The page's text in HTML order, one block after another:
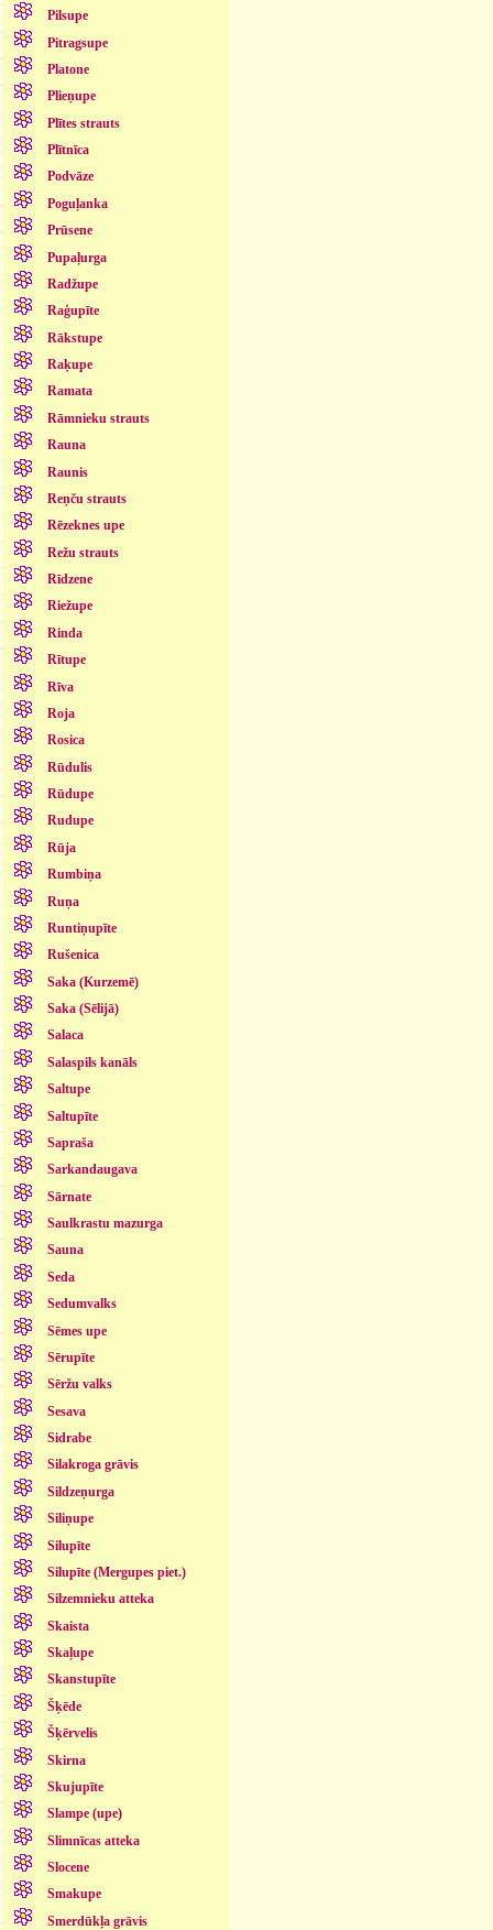
Pilsupe
Pitragsupe
Platone
Plieņupe
Plītes strauts
Plītnīca
Podvāze
Poguļanka
Prūsene
Pupaļurga
Radžupe
Raģupīte
Rākstupe
Raķupe
Ramata
Rāmnieku strauts
Rauna
Raunis
Reņču strauts
Rēzeknes upe
Režu strauts
Rīdzene
Riežupe
Rinda
Rītupe
Rīva
Roja
Rosica
Rūdulis
Rūdupe
Rudupe
Rūja
Rumbiņa
Ruņa
Runtiņupīte
Rušenica
Saka (Kurzemē)
Saka (Sēlijā)
Salaca
Salaspils kanāls
Saltupe
Saltupīte
Sapraša
Sarkandaugava
Sārnate
Saulkrastu mazurga
Sauna
Seda
Sedumvalks
Sēmes upe
Sērupīte
Sēržu valks
Sesava
Sidrabe
Silakroga grāvis
Sildzeņurga
Siliņupe
Silupīte
Silupīte (Mergupes piet.)
Silzemnieku atteka
Skaista
Skaļupe
Skanstupīte
Šķēde
Šķērvelis
Skirna
Skujupīte
Slampe (upe)
Slimnīcas atteka
Slocene
Smakupe
Smerdūkļa grāvis